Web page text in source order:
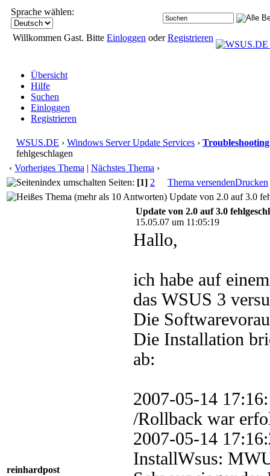
Sprache wählen:
Willkommen Gast. Bitte Einloggen oderRegistrieren
Übersicht
Hilfe
Suchen
Einloggen
Registrieren
WSUS.DE › Windows Server Update Services › Troubleshooting
fehlgeschlagen
‹ Vorheriges Thema | Nächstes Thema ›
Seiten: [1] 2 Thema versendenDrucken
Update von 2.0 auf 3.0
reinhardpost
Update von 2.0 auf 3.0
15.05.07 um 11:05:19
Hallo,
ich habe auf
das WSUS 3
Die
Die Installation
ab:
2007-05-14
/Rollback war
2007-05-14
InstallWsus: